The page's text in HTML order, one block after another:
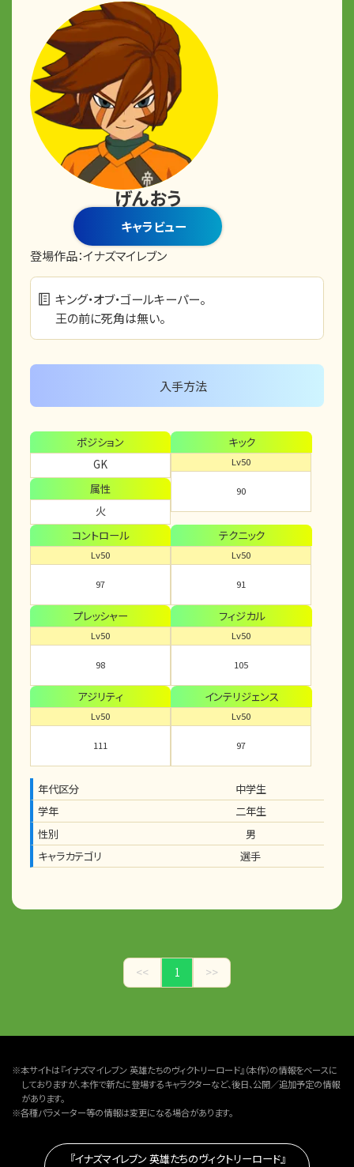
げんおう
キャラビュー
登場作品：イナズマイレブン
キング・オブ・ゴールキーパー。
王の前に死角は無い。
入手方法
ポジション
GK
属性
火
キック
Lv50
90
コントロール
Lv50
97
テクニック
Lv50
91
プレッシャー
Lv50
98
フィジカル
Lv50
105
アジリティ
Lv50
111
インテリジェンス
Lv50
97
年代区分
中学生
学年
二年生
性別
男
キャラカテゴリ
選手
<< 1 >>
※本サイトは『イナズマイレブン 英雄たちのヴィクトリーロード』（本作）の情報をベースに
しておりますが、本作で新たに登場するキャラクターなど、後日、公開／追加予定の情報
があります。
※各種パラメーター等の情報は変更になる場合があります。
『イナズマイレブン 英雄たちのヴィクトリーロード』